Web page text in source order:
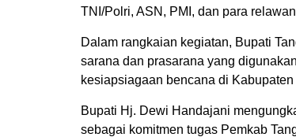
TNI/Polri, ASN, PMI, dan para
Dalam rangkaian kegiatan, Bupati
sarana dan prasarana yang
kesiapsiagaan bencana di Kabupaten
Bupati Hj. Dewi Handajani
sebagai komitmen tugas Pemkab